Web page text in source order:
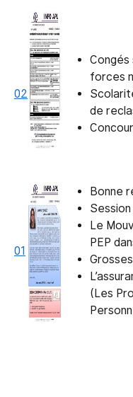
02
Congés
forces
de
01
Bonne
Le
PEP
(Les